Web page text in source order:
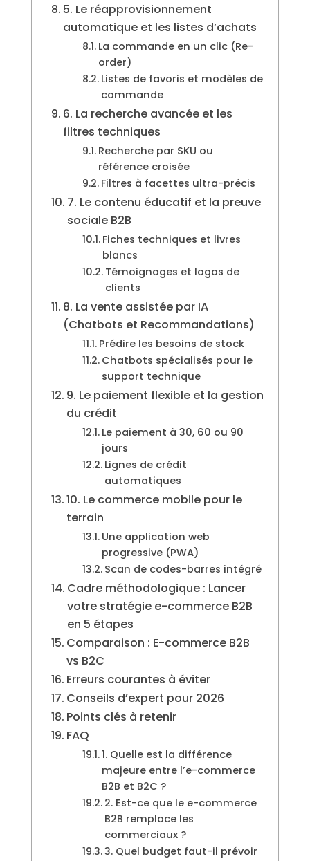
5. Le réapprovisionnement
automatique et les listes d’achats
La commande en un clic (Re-
order)
Listes de favoris et modèles de
commande
6. La recherche avancée et les
filtres techniques
Recherche par SKU ou
référence croisée
Filtres à facettes ultra-précis
7. Le contenu éducatif et la preuve
sociale B2B
Fiches techniques et livres
blancs
Témoignages et logos de
clients
8. La vente assistée par IA
(Chatbots et Recommandations)
Prédire les besoins de stock
Chatbots spécialisés pour le
support technique
9. Le paiement flexible et la gestion
du crédit
Le paiement à 30, 60 ou 90
jours
Lignes de crédit
automatiques
10. Le commerce mobile pour le
terrain
Une application web
progressive (PWA)
Scan de codes-barres intégré
Cadre méthodologique : Lancer
votre stratégie e-commerce B2B
en 5 étapes
Comparaison : E-commerce B2B
vs B2C
Erreurs courantes à éviter
Conseils d’expert pour 2026
Points clés à retenir
FAQ
1. Quelle est la différence
majeure entre l’e-commerce
B2B et B2C ?
2. Est-ce que le e-commerce
B2B remplace les
commerciaux ?
3. Quel budget faut-il prévoir